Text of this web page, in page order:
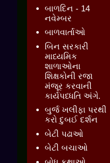
બાળદિન - 14
નવેમ્બર
બાળવાર્તાઓ
બિન સરકારી
માધ્યમિક
શાળાઓના
શિક્ષકોની રજા
મંજૂર કરવાની
કાર્યપધ્ધતિ અંગે.
બુર્જ ખલીફા પરથી
કરો દુબઈ દર્શન
બેટી પઢાઓ
બેટી બચાઓ